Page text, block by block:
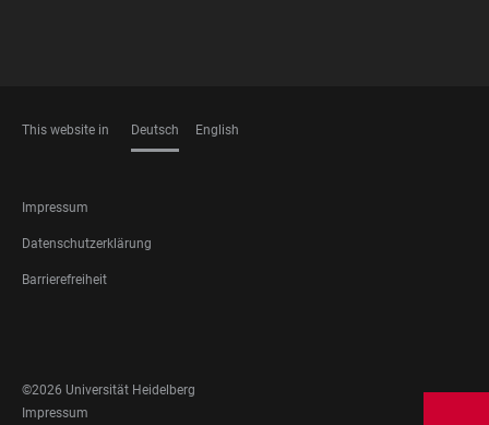
This website in Deutsch English
FOOTER
LEGAL
Impressum
Datenschutzerklärung
Barrierefreiheit
MEDIA
©2026 Universität Heidelberg
FOOTER
Impressum